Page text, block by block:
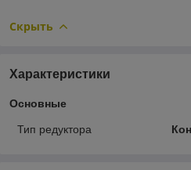
Скрыть
Характеристики
Основные
Тип редуктора